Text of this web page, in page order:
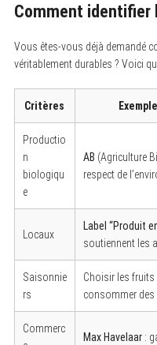
Comment identifier
Vous êtes-vous déjà demandé
véritablement durables ? Voici
Critères
Productio
n
biologiqu
e
AB (Agriculture
respect de
Locaux
Label “Produit
soutiennent les
Saisonnie
rs
Choisir les fruits
consommer des
Commerc
Max Havelaar:
e